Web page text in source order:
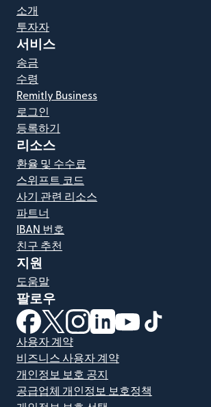
소개
투자자
서비스
송금
수령
Remitly Business
로그인
등록하기
리소스
환율 및 수수료
스위프트 코드
사기 관련 리소스
파트너
IBAN 번호
친구 추천
지원
도움말
팔로우
(새 창에서 열림)
(새 창에서 열림)
(새 창에서 열림)
(새 창에서 열림)
(새 창에서 열림)
사용자 계약
비즈니스 사용자 계약
개인정보 보호 공지
공급업체 개인정보 보호정책